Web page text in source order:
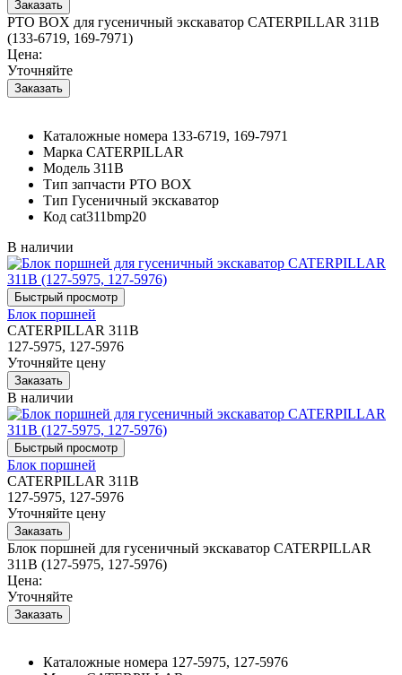
PTO BOX для гусеничный экскаватор CATERPILLAR 311B
(133-6719, 169-7971)
Цена:
Уточняйте
Каталожные номера 133-6719, 169-7971
Марка CATERPILLAR
Модель 311B
Тип запчасти PTO BOX
Тип Гусеничный экскаватор
Код cat311bmp20
В наличии
Блок поршней
CATERPILLAR 311B
127-5975, 127-5976
Уточняйте цену
В наличии
Блок поршней
CATERPILLAR 311B
127-5975, 127-5976
Уточняйте цену
Блок поршней для гусеничный экскаватор CATERPILLAR
311B (127-5975, 127-5976)
Цена:
Уточняйте
Каталожные номера 127-5975, 127-5976